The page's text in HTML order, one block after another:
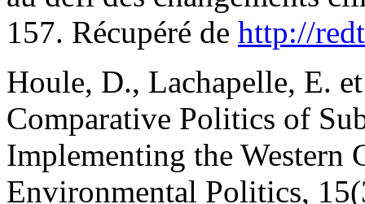
157. Récupéré de http://
Houle, D., Lachapelle, E.
Comparative Politics of
Implementing the
Environmental Politics,